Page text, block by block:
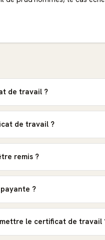
de travail ?
de travail ?
remis ?
?
le certificat de travail